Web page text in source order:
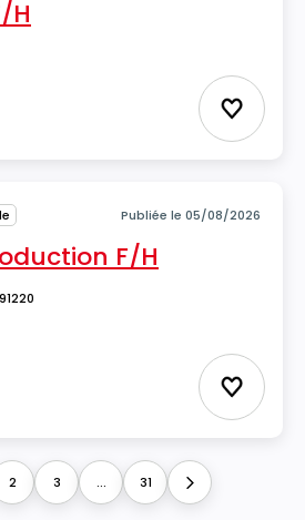
H
Ajouter
Publiée le 05/08/2026
F/H
Ajouter
2 3 ... 31 Next